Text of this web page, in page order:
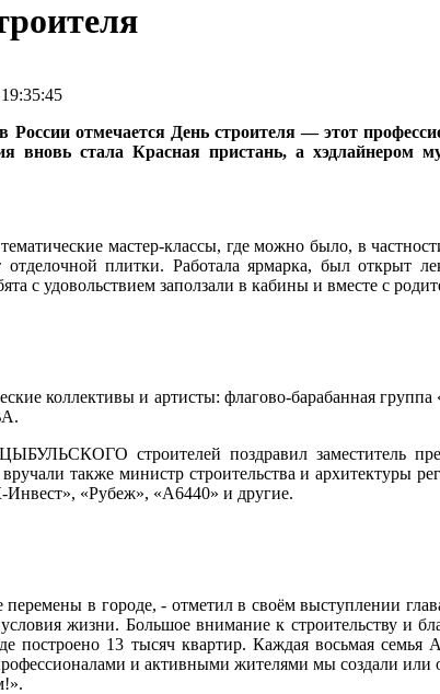
России отмечается День строителя — этот
вновь стала Красная пристань, а
мастер-классы, где можно было, в
плитки. Работала ярмарка, был открыт
с удовольствием заползали в кабины и вместе с
коллективы и артисты: флагово-барабанная
строителей поздравил заместитель
вручали также министр строительства и
«Рубеж», «А6440» и другие.
в городе, - отметил в своём выступлении
жизни. Большое внимание к строительству и
построено 13 тысяч квартир. Каждая восьмая
и активными жителями мы создали